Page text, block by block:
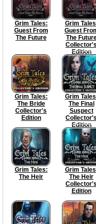
Grim Tales:
Guest From
The Future
Grim
Guest
The
Collector's
Edition
Grim Tales:
The Bride
Collector's
Edition
Grim
The Final
Suspect
Collector's
Edition
Grim Tales:
The Heir
Grim
The Heir
Collector's
Edition